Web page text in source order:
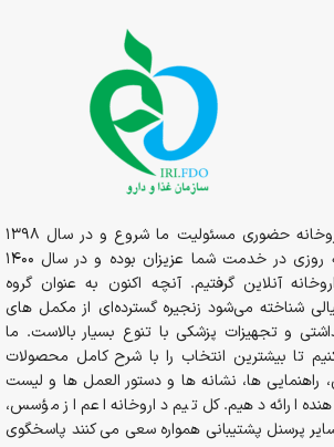
از سال 1394در قالب داروخانه حضوری مسئولیت ما شروع و در سال 1398
داروخانه به صورت شبانه روزی در خدمت شما عزیزان بوده و در سال 1400
آنلاین گرفتیم. آنچه اکنون به عنوان گروه
شناخته می‌شود زنجیره گسترده‌ای از مکمل های
و تجهیزات پزشکی با تنوع بسیار بالاست. ما
تا بیشترین انتخاب را با شرح کامل محصولات
ها، نشانه ها و دستور العمل ها و لیست
ارائه دهیم. کل تیم داروخانه اعم از مؤسس،
پرسنل پشتیبانی همواره سعی می کنند پاسخگوی